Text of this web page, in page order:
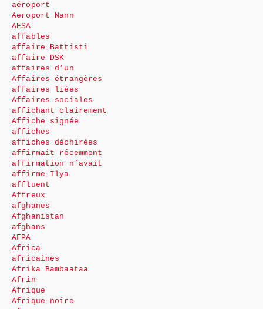
aéroport
Aeroport Nann
AESA
affables
affaire Battisti
affaire DSK
affaires d’un
Affaires étrangères
affaires liées
Affaires sociales
affichant clairement
Affiche signée
affiches
affiches déchirées
affirmait récemment
affirmation n’avait
affirme Ilya
affluent
Affreux
afghanes
Afghanistan
afghans
AFPA
Africa
africaines
Afrika Bambaataa
Afrin
Afrique
Afrique noire